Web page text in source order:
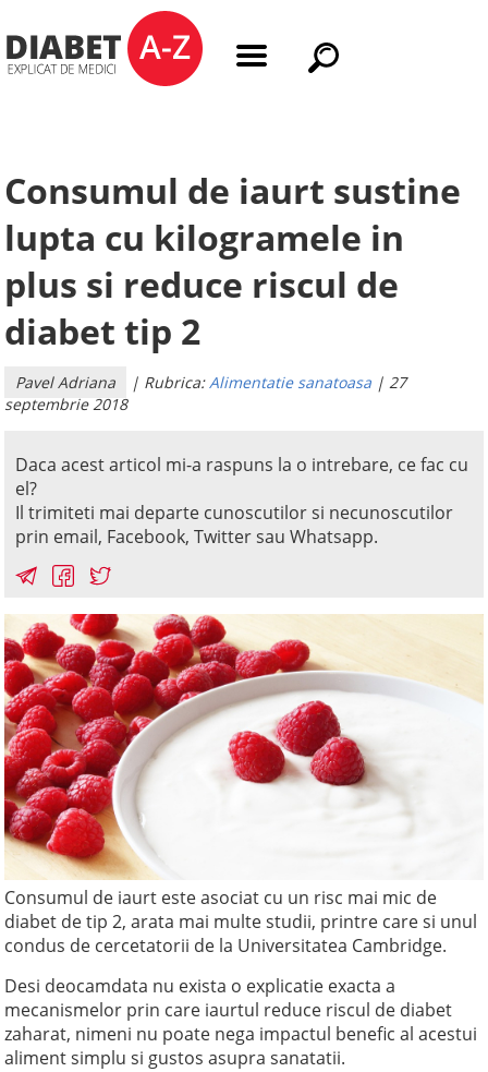
Consumul de iaurt sustine
lupta cu kilogramele in
plus si reduce riscul de
diabet tip 2
Pavel Adriana | Rubrica:Alimentatie sanatoasa | 27
septembrie 2018
Daca acest articol mi-a raspuns la o intrebare, ce fac cu
el?
Il trimiteti mai departe cunoscutilor si necunoscutilor
prin email, Facebook, Twitter sau Whatsapp.
Consumul de iaurt este asociat cu un risc mai mic de
diabet de tip 2, arata mai multe studii, printre care si unul
condus de cercetatorii de la Universitatea Cambridge.
Desi deocamdata nu exista o explicatie exacta a
mecanismelor prin care iaurtul reduce riscul de diabet
zaharat, nimeni nu poate nega impactul benefic al acestui
aliment simplu si gustos asupra sanatatii.